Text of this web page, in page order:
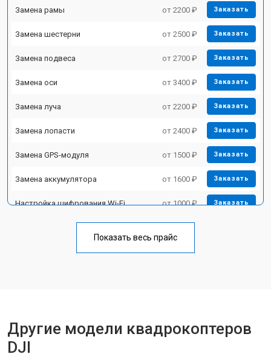
Замена рамы от 2200 ₽ Заказать
Замена шестерни от 2500 ₽ Заказать
Замена подвеса от 2700 ₽ Заказать
Замена оси от 3400 ₽ Заказать
Замена луча от 2200 ₽ Заказать
Замена лопасти от 2400 ₽ Заказать
Замена GPS-модуля от 1500 ₽ Заказать
Замена аккумулятора от 1600 ₽ Заказать
Настройка шифрования Wi-Fi от 1000 ₽ Заказать
Замена материнской платы от 2800 ₽
Показать весь прайс
Другие модели квадрокоптеров
DJI